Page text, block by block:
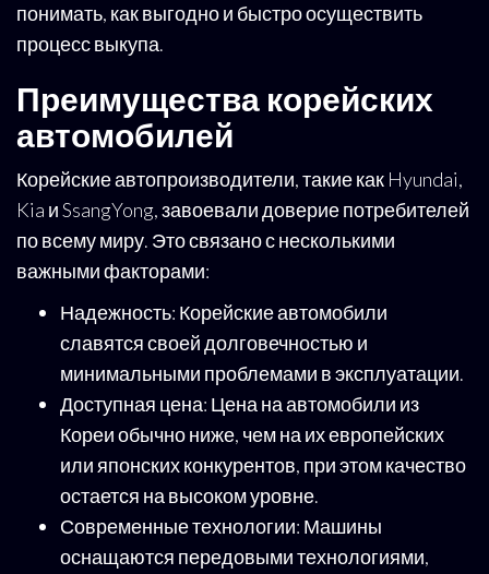
понимать, как выгодно и быстро осуществить
процесс выкупа.
Преимущества корейских
автомобилей
Корейские автопроизводители, такие как Hyundai,
Kia и SsangYong, завоевали доверие потребителей
по всему миру. Это связано с несколькими
важными факторами:
Надежность: Корейские автомобили
славятся своей долговечностью и
минимальными проблемами в эксплуатации.
Доступная цена: Цена на автомобили из
Кореи обычно ниже, чем на их европейских
или японских конкурентов, при этом качество
остается на высоком уровне.
Современные технологии: Машины
оснащаются передовыми технологиями,